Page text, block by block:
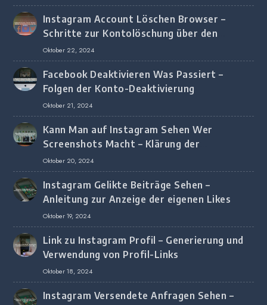
Instagram Account Löschen Browser –
Schritte zur Kontolöschung über den
Browser
Oktober 22, 2024
Facebook Deaktivieren Was Passiert –
Folgen der Konto-Deaktivierung
Oktober 21, 2024
Kann Man auf Instagram Sehen Wer
Screenshots Macht – Klärung der
Screenshot-Erkennung
Oktober 20, 2024
Instagram Gelikte Beiträge Sehen –
Anleitung zur Anzeige der eigenen Likes
Oktober 19, 2024
Link zu Instagram Profil – Generierung und
Verwendung von Profil-Links
Oktober 18, 2024
Instagram Versendete Anfragen Sehen –